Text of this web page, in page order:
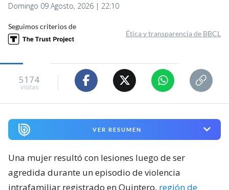
Domingo 09 Agosto, 2026 | 22:10
Seguimos criterios de
Ética y transparencia de BBCL
5174
visitas
VER RESUMEN
Una mujer resultó con lesiones luego de ser
agredida durante un episodio de violencia
intrafamiliar registrado en Quintero, región de